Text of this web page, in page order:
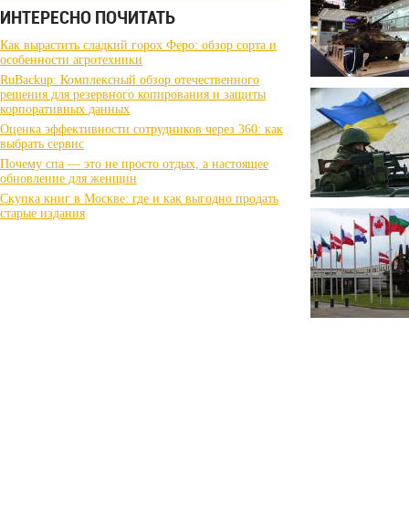
ИНТЕРЕСНО ПОЧИТАТЬ
Как вырастить сладкий горох Феро: обзор сорта и
особенности агротехники
RuBackup: Комплексный обзор отечественного
решения для резервного копирования и защиты
корпоративных данных
Оценка эффективности сотрудников через 360: как
выбрать сервис
Почему спа — это не просто отдых, а настоящее
обновление для женщин
Скупка книг в Москве: где и как выгодно продать
старые издания